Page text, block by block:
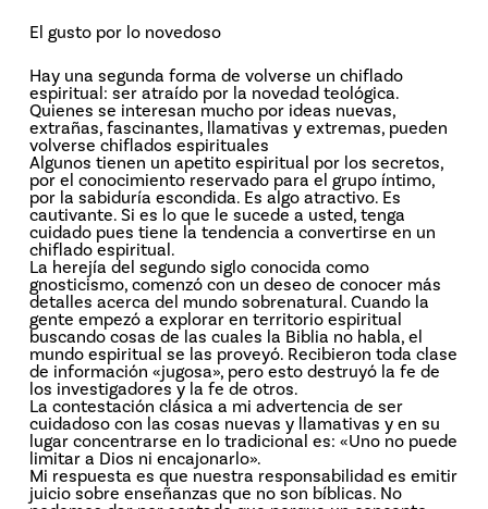
El gusto por lo novedoso
Hay una segunda forma de volverse un chiflado
espiritual: ser atraído por la novedad teológica.
Quienes se interesan mucho por ideas nuevas,
extrañas, fascinantes, llamativas y extremas, pueden
volverse chiflados espirituales
Algunos tienen un apetito espiritual por los secretos,
por el conocimiento reservado para el grupo íntimo,
por la sabiduría escondida. Es algo atractivo. Es
cautivante. Si es lo que le sucede a usted, tenga
cuidado pues tiene la tendencia a convertirse en un
chiflado espiritual.
La herejía del segundo siglo conocida como
gnosticismo, comenzó con un deseo de conocer más
detalles acerca del mundo sobrenatural. Cuando la
gente empezó a explorar en territorio espiritual
buscando cosas de las cuales la Biblia no habla, el
mundo espiritual se las proveyó. Recibieron toda clase
de información «jugosa», pero esto destruyó la fe de
los investigadores y la fe de otros.
La contestación clásica a mi advertencia de ser
cuidadoso con las cosas nuevas y llamativas y en su
lugar concentrarse en lo tradicional es: «Uno no puede
limitar a Dios ni encajonarlo».
Mi respuesta es que nuestra responsabilidad es emitir
juicio sobre enseñanzas que no son bíblicas. No